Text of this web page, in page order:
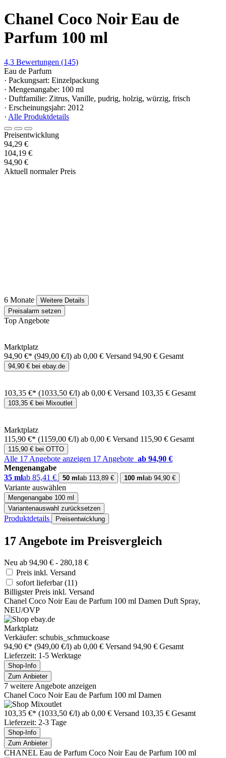
Chanel Coco Noir Eau de
Parfum 100 ml
4,3 Bewertungen (145)
Eau de Parfum
· Packungsart: Einzelpackung
· Mengenangabe: 100 ml
· Duftfamilie: Zitrus, Vanille, pudrig, holzig, würzig, frisch
· Erscheinungsjahr: 2012
· Alle Produktdetails
Preisentwicklung
94,29 €
104,19 €
94,90 €
Aktuell normaler Preis
6 Monate
Weitere Details
Preisalarm setzen
Top Angebote
Marktplatz
94,90 €* (949,00 €/l) ab 0,00 € Versand 94,90 € Gesamt
94,90 € bei ebay.de
103,35 €* (1033,50 €/l) ab 0,00 € Versand 103,35 € Gesamt
103,35 € bei Mixoutlet
Marktplatz
115,90 €* (1159,00 €/l) ab 0,00 € Versand 115,90 € Gesamt
115,90 € bei OTTO
Alle 17 Angebote anzeigen 17 Angebote ab 94,90 €
Mengenangabe
35 mlab 85,41 € 50 ml ab 113,89 € 100 ml ab 94,90 €
Variante auswählen
Mengenangabe 100 ml
Variantenauswahl zurücksetzen
Produktdetails Preisentwicklung
17 Angebote im Preisvergleich
Neu ab 94,90 € - 280,18 €
Preis inkl. Versand
sofort lieferbar(11)
Billigster Preis inkl. Versand
Chanel Coco Noir Eau de Parfum 100 ml Damen Duft Spray,
NEU/OVP
Marktplatz
Verkäufer: schubis_schmuckoase
94,90 €* (949,00 €/l) ab 0,00 € Versand 94,90 € Gesamt
Lieferzeit: 1-5 Werktage
Shop-Info
Zum Anbieter
7 weitere Angebote anzeigen
Chanel Coco Noir Eau de Parfum 100 ml Damen
103,35 €* (1033,50 €/l) ab 0,00 € Versand 103,35 € Gesamt
Lieferzeit: 2-3 Tage
Shop-Info
Zum Anbieter
CHANEL Eau de Parfum Coco Noir Eau de Parfum 100 ml